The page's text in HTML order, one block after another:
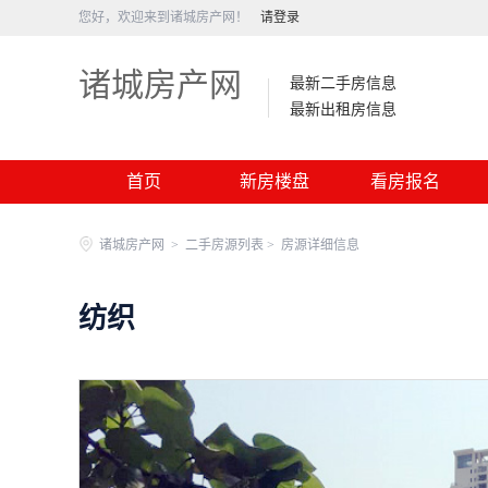
您好，欢迎来到诸城房产网！ 请登录
诸城房产网
最新二手房信息
最新出租房信息
首页 新房楼盘 看房报名
诸城房产网 > 二手房源列表 > 房源详细信息
纺织